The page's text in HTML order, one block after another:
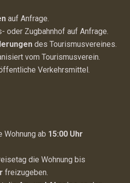
auf Anfrage.
oder Zugbahnhof auf Anfrage.
des Tourismusvereines.
vom Tourismusverein.
Verkehrsmittel.
Wohnung ab 15:00 Uhr
die Wohnung bis
freizugeben.